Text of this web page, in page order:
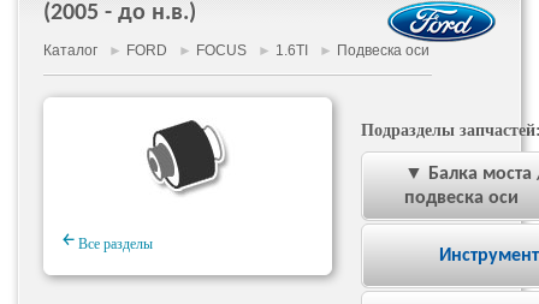
(2005 - до н.в.)
Каталог ► FORD ► FOCUS ► 1.6TI ► Подвеска оси
￩ Все разделы
Подразделы
▼ Балка моста
подвеска оси